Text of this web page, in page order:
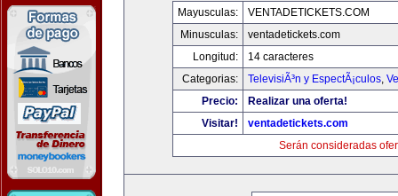
Mayusculas:
VENTADETICKETS.COM
Minusculas:
ventadetickets.com
Longitud:
14 caracteres
Categorias:
TelevisiÃ³n y EspectÃ¡culos,
Precio:
Realizar una oferta!
Visitar!
ventadetickets.com
Serán consideradas